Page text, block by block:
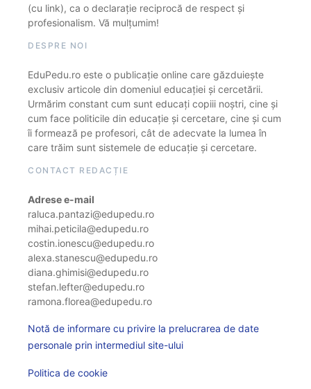
(cu link), ca o declarație reciprocă de respect și
profesionalism. Vă mulțumim!
DESPRE NOI
EduPedu.ro este o publicație online care găzduiește
exclusiv articole din domeniul educației și cercetării.
Urmărim constant cum sunt educați copiii noștri, cine și
cum face politicile din educație și cercetare, cine și cum
îi formează pe profesori, cât de adecvate la lumea în
care trăim sunt sistemele de educație și cercetare.
CONTACT REDACȚIE
Adrese e-mail
raluca.pantazi@edupedu.ro
mihai.peticila@edupedu.ro
costin.ionescu@edupedu.ro
alexa.stanescu@edupedu.ro
diana.ghimisi@edupedu.ro
stefan.lefter@edupedu.ro
ramona.florea@edupedu.ro
Notă de informare cu privire la prelucrarea de date
personale prin intermediul site-ului
Politica de cookie